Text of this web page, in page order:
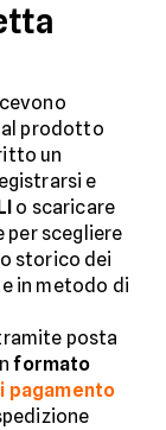
al prodotto
un
e
o scaricare
per scegliere
storico dei
in metodo di
posta
formato
pagamento